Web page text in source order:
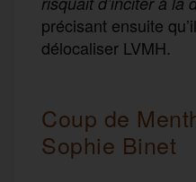
précisant ensuite
délocaliser LVMH.
Coup de
Sophie Binet